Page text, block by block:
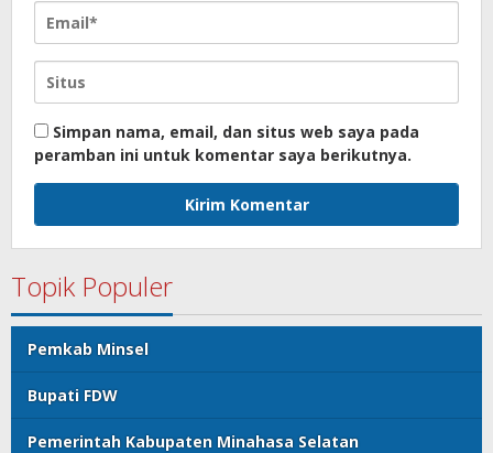
Simpan nama, email, dan situs web saya pada
peramban ini untuk komentar saya berikutnya.
Topik Populer
Pemkab Minsel
Bupati FDW
Pemerintah Kabupaten Minahasa Selatan